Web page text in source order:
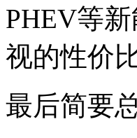
PHEV等
视的性价
最后简要